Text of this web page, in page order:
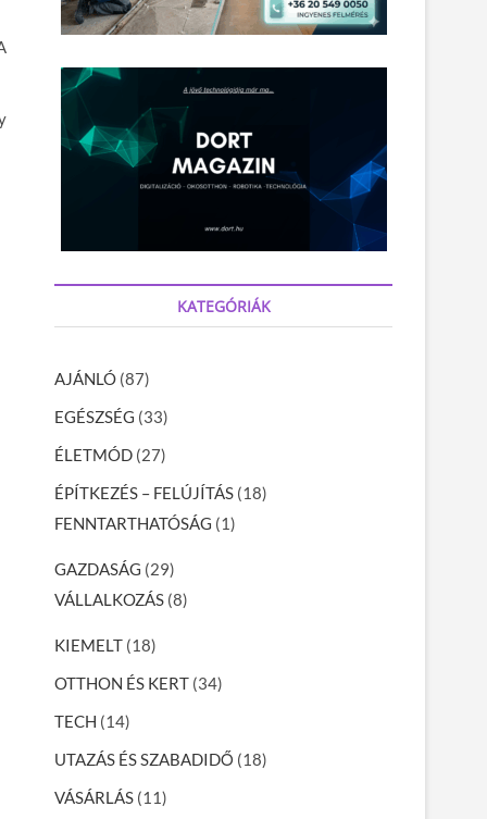
KATEGÓRIÁK
AJÁNLÓ (87)
EGÉSZSÉG (33)
ÉLETMÓD (27)
ÉPÍTKEZÉS – FELÚJÍTÁS (18)
FENNTARTHATÓSÁG (1)
GAZDASÁG (29)
VÁLLALKOZÁS (8)
KIEMELT (18)
OTTHON ÉS KERT (34)
TECH (14)
UTAZÁS ÉS SZABADIDŐ (18)
VÁSÁRLÁS (11)